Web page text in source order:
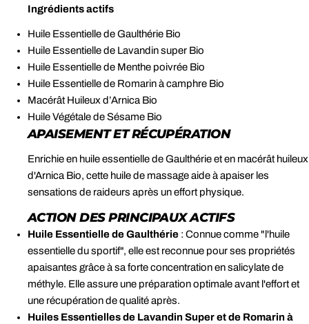
Ingrédients actifs
Huile Essentielle de Gaulthérie Bio
Huile Essentielle de Lavandin super Bio
Huile Essentielle de Menthe poivrée Bio
Huile Essentielle de Romarin à camphre Bio
Macérât Huileux d’Arnica Bio
Huile Végétale de Sésame Bio
APAISEMENT ET RÉCUPÉRATION
Enrichie en huile essentielle de Gaulthérie et en macérât huileux
d'Arnica Bio, cette huile de massage aide à apaiser les
sensations de raideurs après un effort physique.
ACTION DES PRINCIPAUX ACTIFS
Huile Essentielle de Gaulthérie : Connue comme "l'huile
essentielle du sportif", elle est reconnue pour ses propriétés
apaisantes grâce à sa forte concentration en salicylate de
méthyle. Elle assure une préparation optimale avant l'effort et
une récupération de qualité après.
Huiles Essentielles de Lavandin Super et de Romarin à